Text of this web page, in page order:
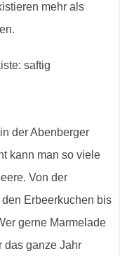
mehr als
der Abenberger
kann man so viele
Von der
Erbeerkuchen bis
gerne Marmelade
das ganze Jahr